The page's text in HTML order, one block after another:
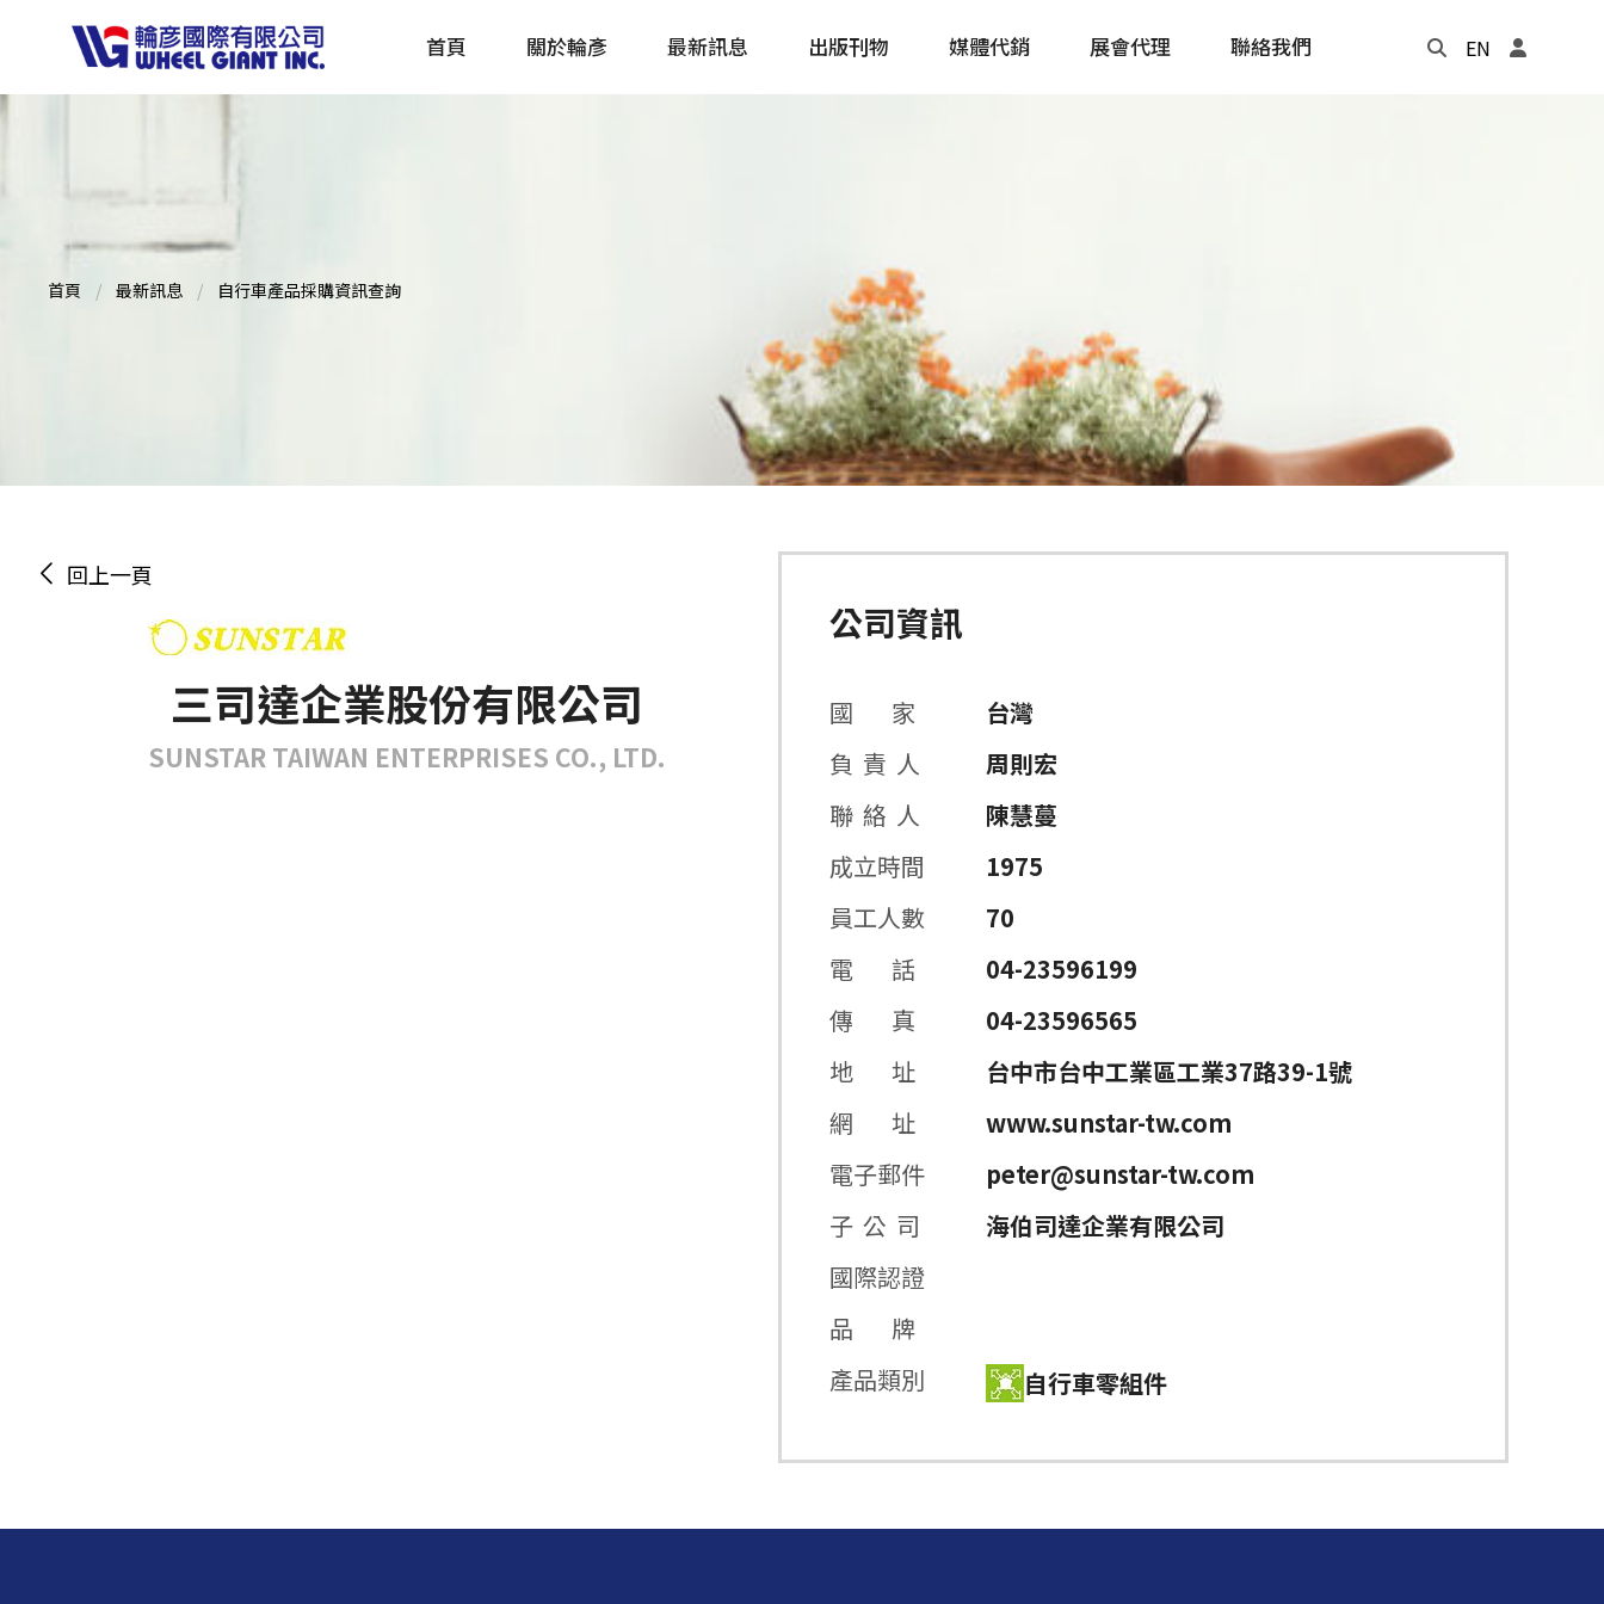
首頁 關於輪彥 最新訊息 出版刊物
戶外探索 Outside
主題書籍
媒體代銷 展會代理 聯絡我們 EN
首頁 最新訊息 自行車產品採購資訊查詢
回上一頁
三司達企業股份有限公司
SUNSTAR TAIWAN ENTERPRISES CO., LTD.
公司資訊
國 家
台灣
負 責 人
周則宏
聯 絡 人
陳慧蔓
成立時間
1975
員工人數
70
電 話
04-23596199
傳 真
04-23596565
地 址
台中市台中工業區工業37路39-1號
網 址
www.sunstar-tw.com
電子郵件
peter@sunstar-tw.com
子 公 司
海伯司達企業有限公司
國際認證
品 牌
產品類別
自行車零組件